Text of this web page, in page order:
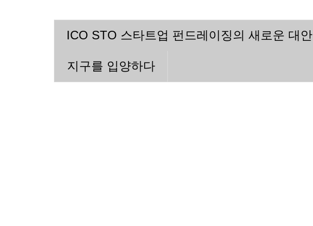
ICO STO 스타트업 펀드레이징의 새로운 대안
지구를 입양하다